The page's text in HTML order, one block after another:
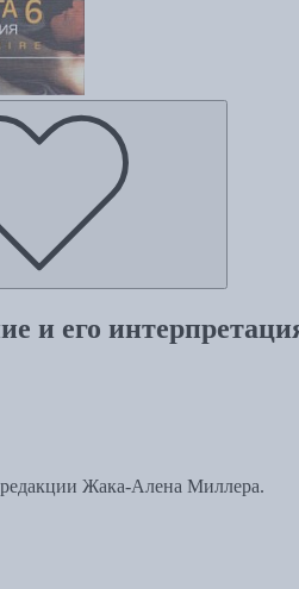
и его
Жака-Алена Миллера.